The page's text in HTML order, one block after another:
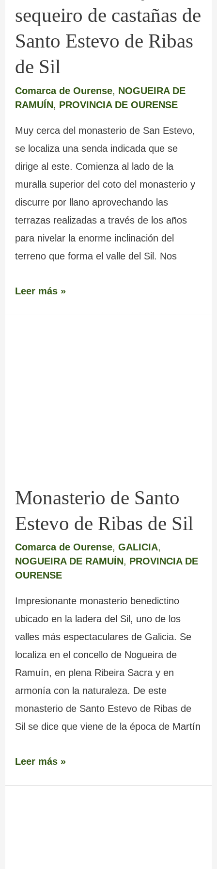
sequeiro de castañas de
Santo Estevo de Ribas
de Sil
Comarca de Ourense, NOGUEIRA DE
RAMUÍN, PROVINCIA DE OURENSE
Muy cerca del monasterio de San Estevo,
se localiza una senda indicada que se
dirige al este. Comienza al lado de la
muralla superior del coto del monasterio y
discurre por llano aprovechando las
terrazas realizadas a través de los años
para nivelar la enorme inclinación del
terreno que forma el valle del Sil. Nos
Ribas
Sil
Leer más »
Monasterio de Santo
Estevo de Ribas de Sil
Comarca de Ourense, GALICIA,
NOGUEIRA DE RAMUÍN, PROVINCIA DE
OURENSE
Impresionante monasterio benedictino
ubicado en la ladera del Sil, uno de los
valles más espectaculares de Galicia. Se
localiza en el concello de Nogueira de
Ramuín, en plena Ribeira Sacra y en
armonía con la naturaleza. De este
monasterio de Santo Estevo de Ribas de
Sil se dice que viene de la época de Martín
Leer más »